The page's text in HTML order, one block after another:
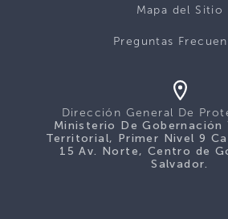
Mapa del Sitio
Preguntas
Dirección General De
Ministerio De Gobernación
Territorial, Primer Nivel 9
15 Av. Norte, Centro de
Salvador.